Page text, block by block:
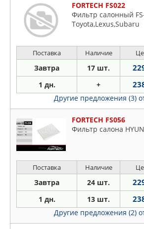
FORTECH FS022
Фильтр салонный
Toyota,Lexus,Subaru
Поставка Наличие
Завтра 17 шт.
1 дн. +
Другие предложения (3)
FORTECH FS056
Фильтр салона
Поставка Наличие
Завтра 24 шт.
1 дн. 13 шт.
Другие предложения (2)